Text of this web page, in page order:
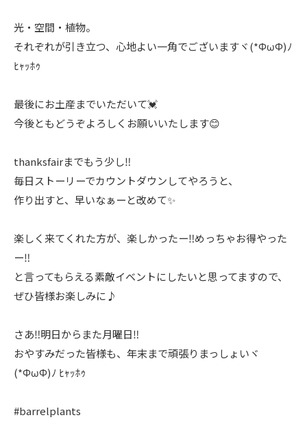
光・空間・植物。
それぞれが引き立つ、心地よい一角でございますヾ(*ΦωΦ)ﾉ
ﾋｬｯﾎｩ
最後にお土産までいただいて💓
今後ともどうぞよろしくお願いいたします😊
thanksfairまでもう少し‼️
毎日ストーリーでカウントダウンしてやろうと、
作り出すと、早いなぁーと改めて✨
楽しく来てくれた方が、楽しかったー‼️めっちゃお得やった
ー‼️
と言ってもらえる素敵イベントにしたいと思ってますので、
ぜひ皆様お楽しみに♪
さあ‼️明日からまた月曜日‼️
おやすみだった皆様も、年末まで頑張りまっしょいヾ
(*ΦωΦ)ﾉ ﾋｬｯﾎｩ
#barrelplants